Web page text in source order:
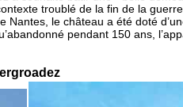
troublé de la fin de la
Nantes, le château a été doté
pendant 150 ans,